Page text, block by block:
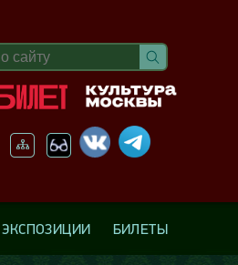
ЭКСПОЗИЦИИ БИЛЕТЫ